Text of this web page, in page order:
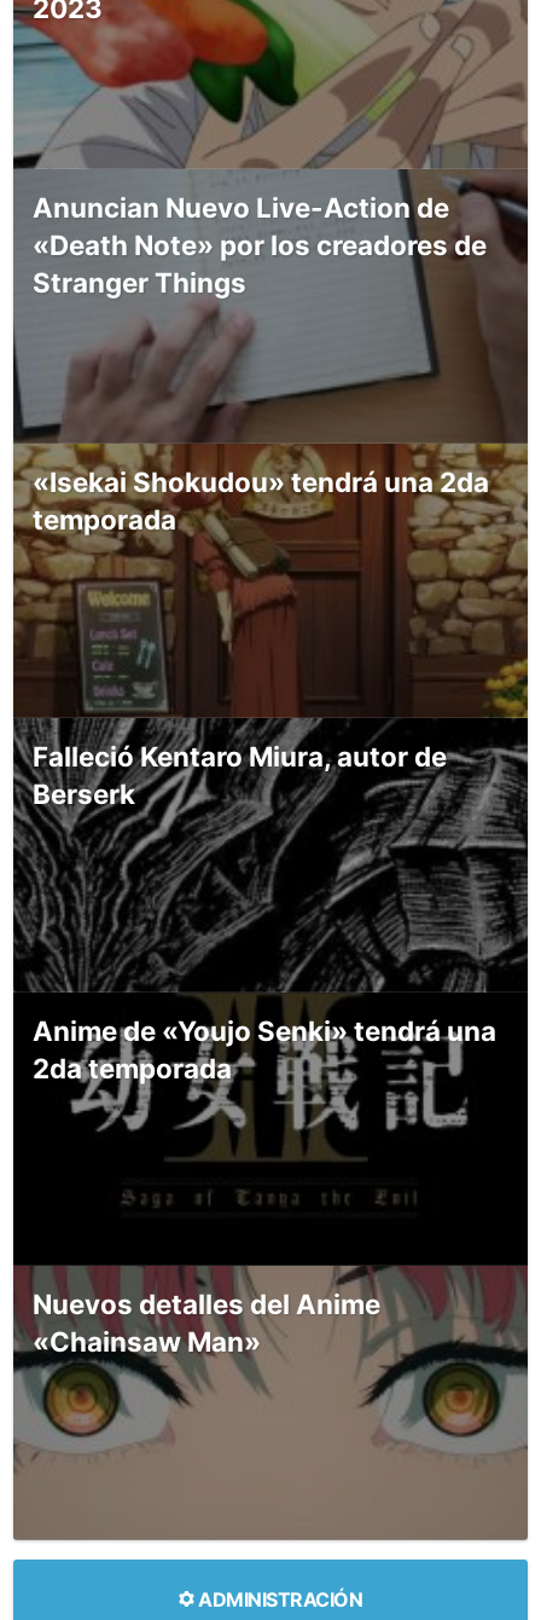
2023
Anuncian Nuevo Live-Action de
«Death Note» por los creadores de
Stranger Things
«Isekai Shokudou» tendrá una 2da
temporada
Falleció Kentaro Miura, autor de
Berserk
Anime de «Youjo Senki» tendrá una
2da temporada
Nuevos detalles del Anime
«Chainsaw Man»
ADMINISTRACIÓN